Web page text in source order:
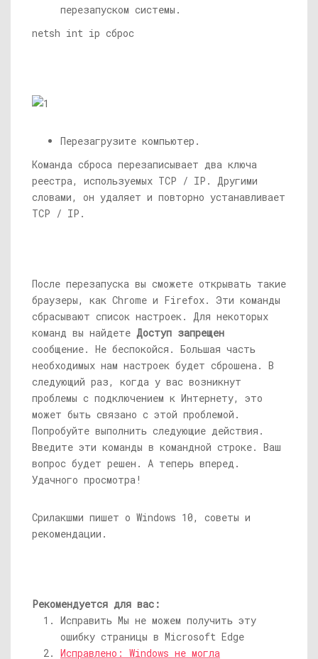
перезапуском системы.
netsh int ip сброс
Перезагрузите компьютер.
Команда сброса перезаписывает два ключа
реестра, используемых TCP / IP. Другими
словами, он удаляет и повторно устанавливает
TCP / IP.
После перезапуска вы сможете открывать такие
браузеры, как Chrome и Firefox. Эти команды
сбрасывают список настроек. Для некоторых
команд вы найдете Доступ запрещен
сообщение. Не беспокойся. Большая часть
необходимых нам настроек будет сброшена. В
следующий раз, когда у вас возникнут
проблемы с подключением к Интернету, это
может быть связано с этой проблемой.
Попробуйте выполнить следующие действия.
Введите эти команды в командной строке. Ваш
вопрос будет решен. А теперь вперед.
Удачного просмотра!
Срилакшми пишет о Windows 10, советы и
рекомендации.
Рекомендуется для вас:
Исправить Мы не можем получить эту
ошибку страницы в Microsoft Edge
Исправлено: Windows не могла